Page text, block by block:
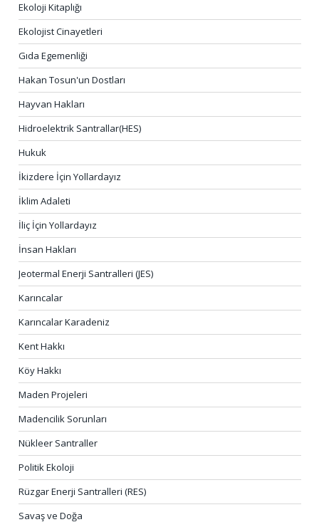
Ekoloji Kitaplığı
Ekolojist Cinayetleri
Gıda Egemenliği
Hakan Tosun'un Dostları
Hayvan Hakları
Hidroelektrik Santrallar(HES)
Hukuk
İkizdere İçin Yollardayız
İklim Adaleti
İliç İçin Yollardayız
İnsan Hakları
Jeotermal Enerji Santralleri (JES)
Karıncalar
Karıncalar Karadeniz
Kent Hakkı
Köy Hakkı
Maden Projeleri
Madencilik Sorunları
Nükleer Santraller
Politik Ekoloji
Rüzgar Enerji Santralleri (RES)
Savaş ve Doğa